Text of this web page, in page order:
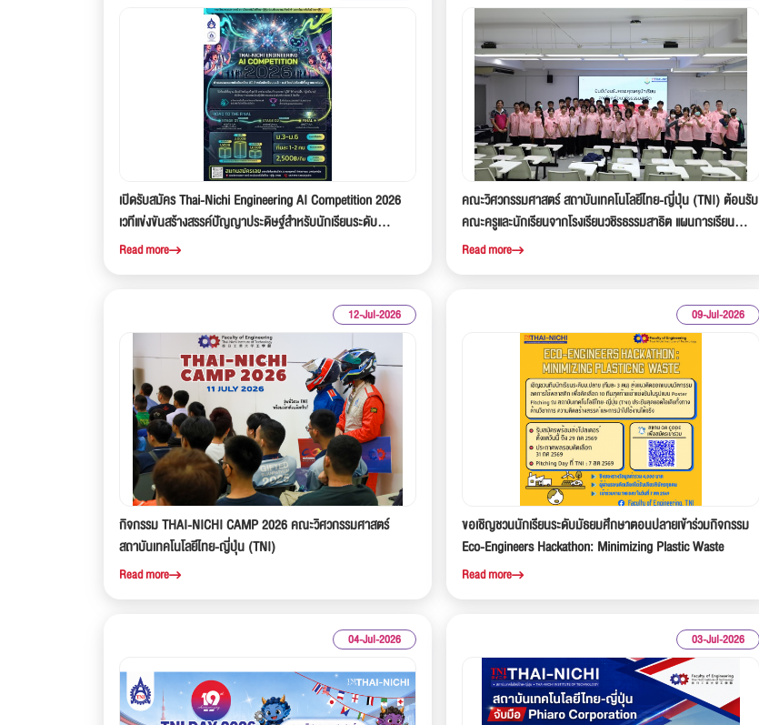
เปิดรับสมัคร Thai-Nichi Engineering AI Competition 2026
เวทีแข่งขันสร้างสรรค์ปัญญาประดิษฐ์สำหรับนักเรียนระดับ
มัธยมศึกษา
Read more
คณะวิศวกรรมศาสตร์ สถาบันเทคโนโลยีไทย-ญี่ปุ่น (TNI) ต้อนรับ
คณะครูและนักเรียนจากโรงเรียนวชิรธรรมสาธิต แผนการเรียน
เตรียมวิศวะฯ
Read more
12-Jul-2026
กิจกรรม THAI-NICHI CAMP 2026 คณะวิศวกรรมศาสตร์
สถาบันเทคโนโลยีไทย-ญี่ปุ่น (TNI)
Read more
09-Jul-2026
ขอเชิญชวนนักเรียนระดับมัธยมศึกษาตอนปลายเข้าร่วมกิจกรรม
Eco-Engineers Hackathon: Minimizing Plastic Waste
Read more
04-Jul-2026 03-Jul-2026